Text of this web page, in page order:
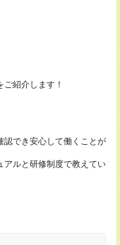
紹介します！
認でき安心して働くことが
アルと研修制度で教えてい